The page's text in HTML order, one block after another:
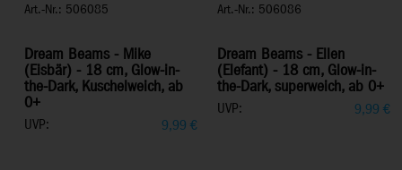
Art.-Nr.: 506085
Dream Beams - Mike
(Eisbär) - 18 cm, Glow-in-
the-Dark, Kuschelweich, ab
0+
UVP: 9,99 €
Art.-Nr.: 506086
Dream Beams - Ellen
(Elefant) - 18 cm, Glow-in-
the-Dark, superweich, ab 0+
UVP: 9,99 €